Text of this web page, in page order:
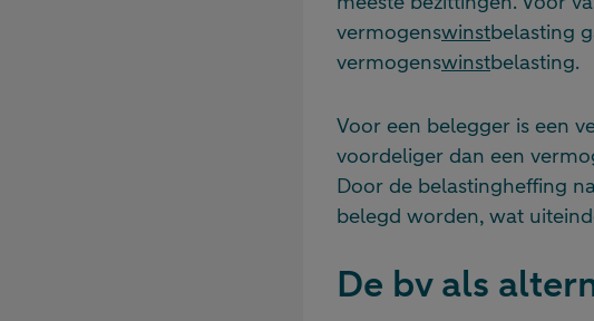
vermogenswinstbelasting
vermogenswinstbelasting.
Voor een belegger is een
voordeliger dan een
Door de belastingheffing
belegd worden, wat
De bv als